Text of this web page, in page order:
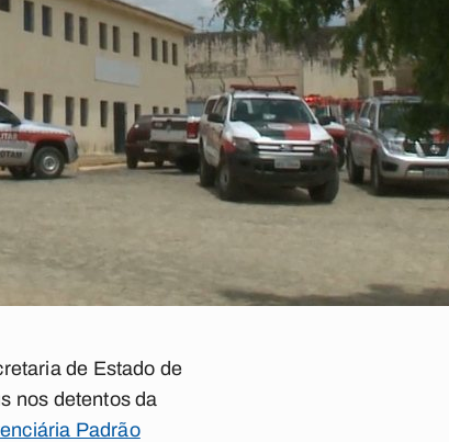
de Estado de
nos detentos da
Padrão